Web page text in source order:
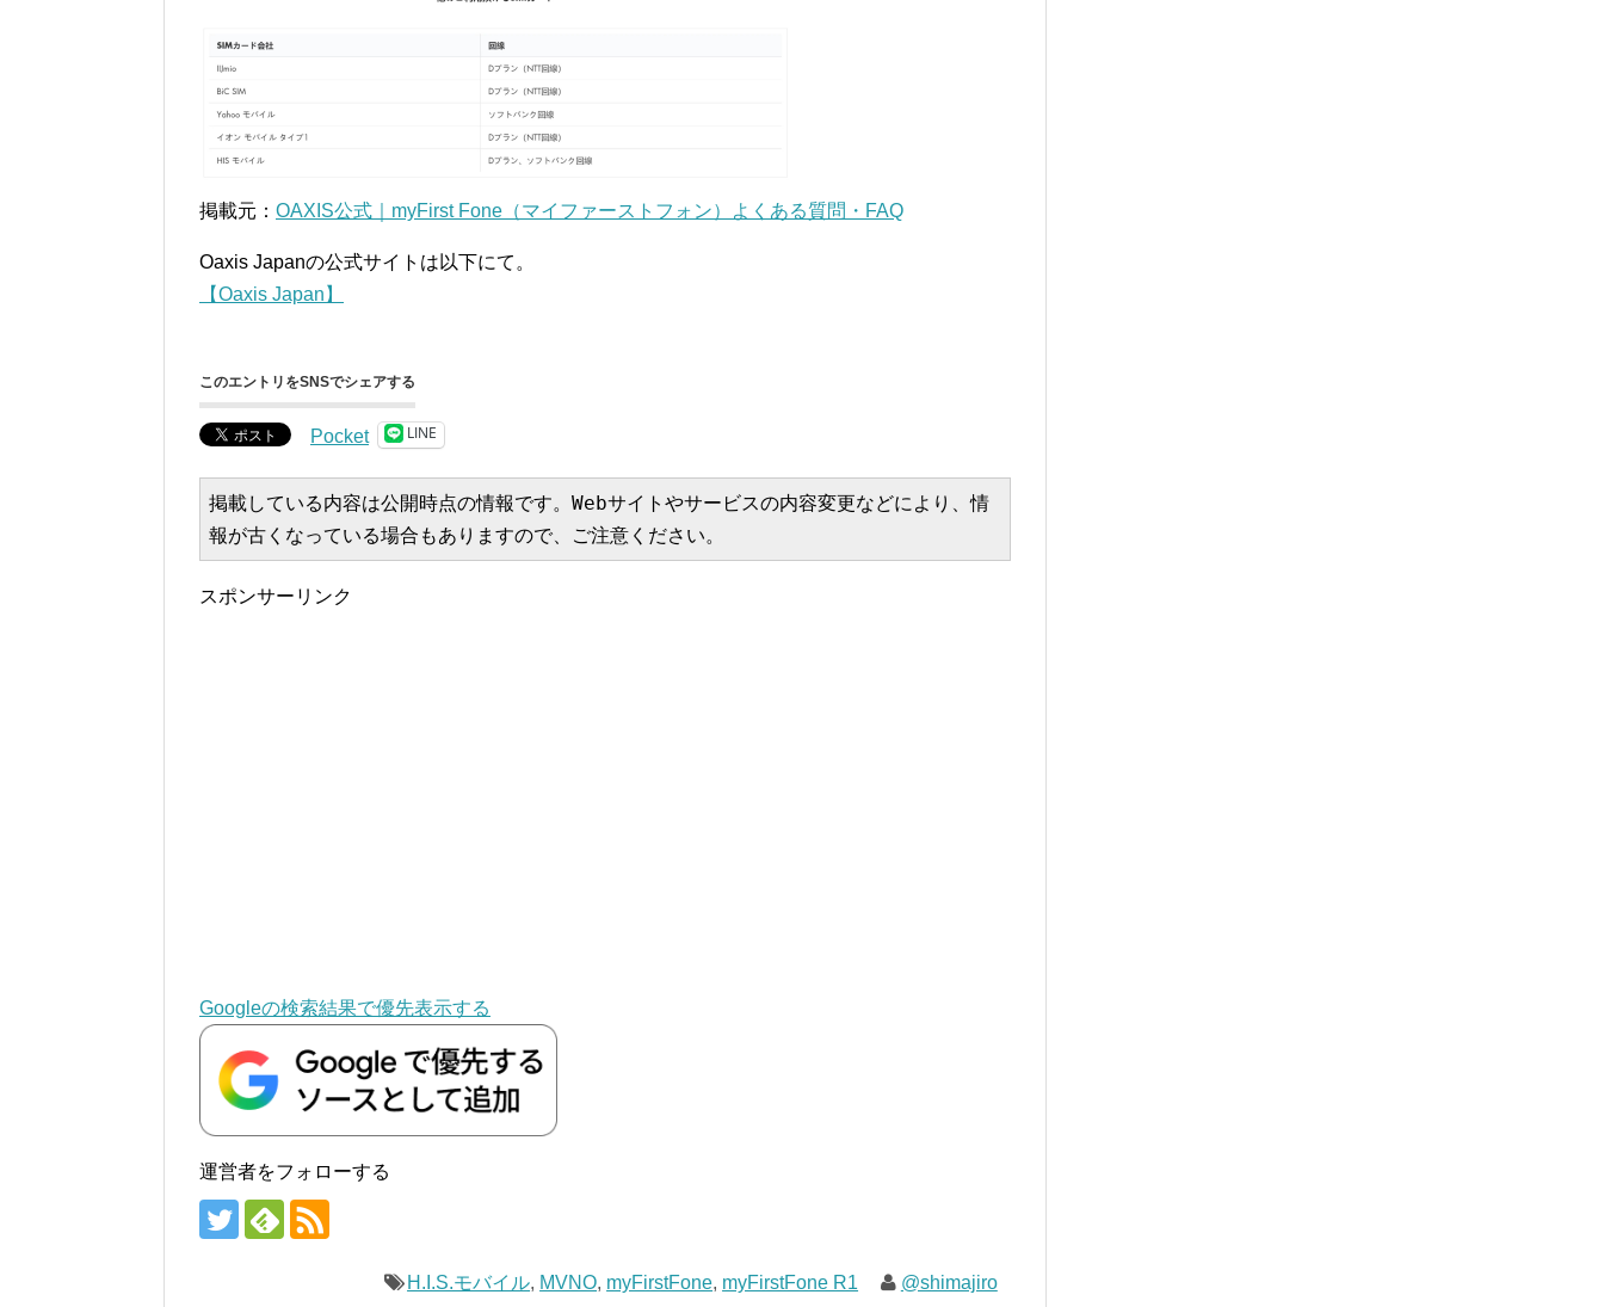
掲載元： OAXIS公式｜myFirst Fone（マイファーストフォン）よくある質問・FAQ
Oaxis Japanの公式サイトは以下にて。
【Oaxis Japan】
このエントリをSNSでシェアする
Pocket LINE
掲載している内容は公開時点の情報です。Webサイトやサービスの内容変更などにより、情
報が古くなっている場合もありますので、ご注意ください。
スポンサーリンク
Googleの検索結果で優先表示する
運営者をフォローする
H.I.S.モバイル, MVNO, myFirstFone, myFirstFone R1 @shimajiro